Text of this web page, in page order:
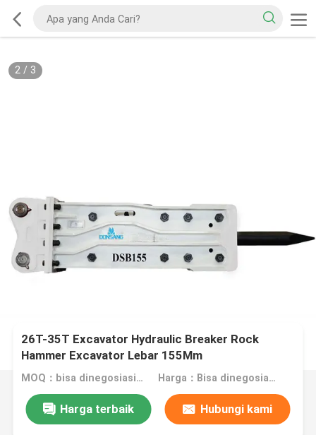
2/ 3
26T-35T Excavator Hydraulic Breaker Rock
Hammer Excavator Lebar 155Mm
MOQ：bisa dinegosiasikan Harga：Bisa dinegosiasikan
Harga terbaik Hubungi kami